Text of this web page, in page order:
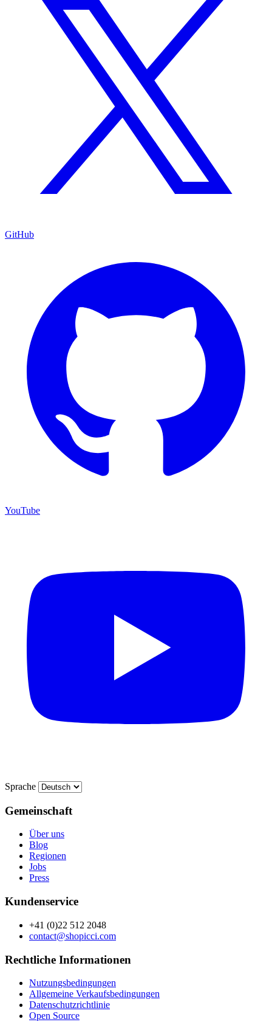
GitHub
YouTube
Sprache
Gemeinschaft
Über uns
Blog
Regionen
Jobs
Press
Kundenservice
+41 (0)22 512 2048
contact@shopicci.com
Rechtliche Informationen
Nutzungsbedingungen
Allgemeine Verkaufsbedingungen
Datenschutzrichtlinie
Open Source